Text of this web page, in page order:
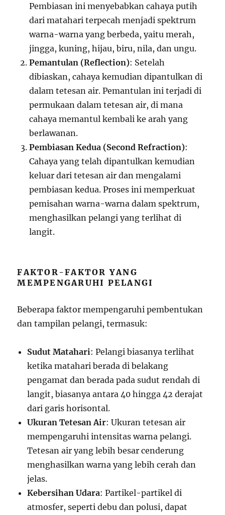
Pembiasan ini menyebabkan cahaya putih
dari matahari terpecah menjadi spektrum
warna-warna yang berbeda, yaitu merah,
jingga, kuning, hijau, biru, nila, dan ungu.
Pemantulan (Reflection): Setelah
dibiaskan, cahaya kemudian dipantulkan di
dalam tetesan air. Pemantulan ini terjadi di
permukaan dalam tetesan air, di mana
cahaya memantul kembali ke arah yang
berlawanan.
Pembiasan Kedua (Second Refraction):
Cahaya yang telah dipantulkan kemudian
keluar dari tetesan air dan mengalami
pembiasan kedua. Proses ini memperkuat
pemisahan warna-warna dalam spektrum,
menghasilkan pelangi yang terlihat di
langit.
FAKTOR-FAKTOR YANG
MEMPENGARUHI PELANGI
Beberapa faktor mempengaruhi pembentukan
dan tampilan pelangi, termasuk:
Sudut Matahari: Pelangi biasanya terlihat
ketika matahari berada di belakang
pengamat dan berada pada sudut rendah di
langit, biasanya antara 40 hingga 42 derajat
dari garis horisontal.
Ukuran Tetesan Air: Ukuran tetesan air
mempengaruhi intensitas warna pelangi.
Tetesan air yang lebih besar cenderung
menghasilkan warna yang lebih cerah dan
jelas.
Kebersihan Udara: Partikel-partikel di
atmosfer, seperti debu dan polusi, dapat